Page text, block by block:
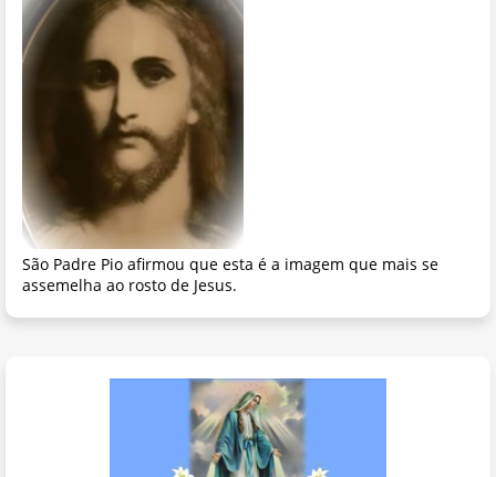
São Padre Pio afirmou que esta é a imagem que mais se
assemelha ao rosto de Jesus.